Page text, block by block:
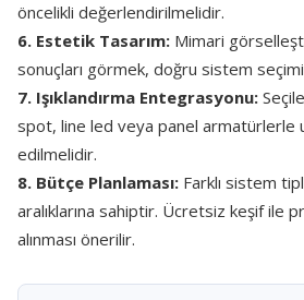
öncelikli değerlendirilmelidir.
6. Estetik Tasarım: Mimari
sonuçları görmek, doğru sistem
7. Işıklandırma Entegrasyonu:
spot, line led veya panel armatürlerle
edilmelidir.
8. Bütçe Planlaması: Farklı sistem
aralıklarına sahiptir. Ücretsiz keşif ile
alınması önerilir.